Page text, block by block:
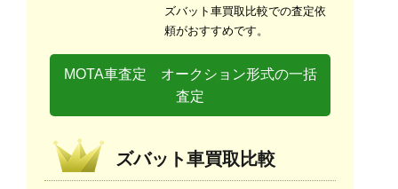
ズバット車買取比較での査定依
頼がおすすめです。
MOTA車査定 オークション形式の一括
査定
ズバット車買取比較